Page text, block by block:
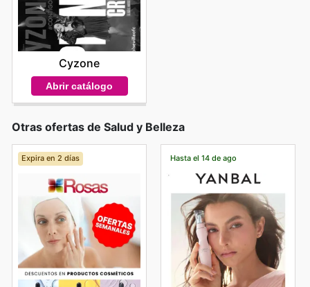
Cyzone
Abrir catálogo
Otras ofertas de Salud y Belleza
Expira en 2 días Hasta el 14 de ago